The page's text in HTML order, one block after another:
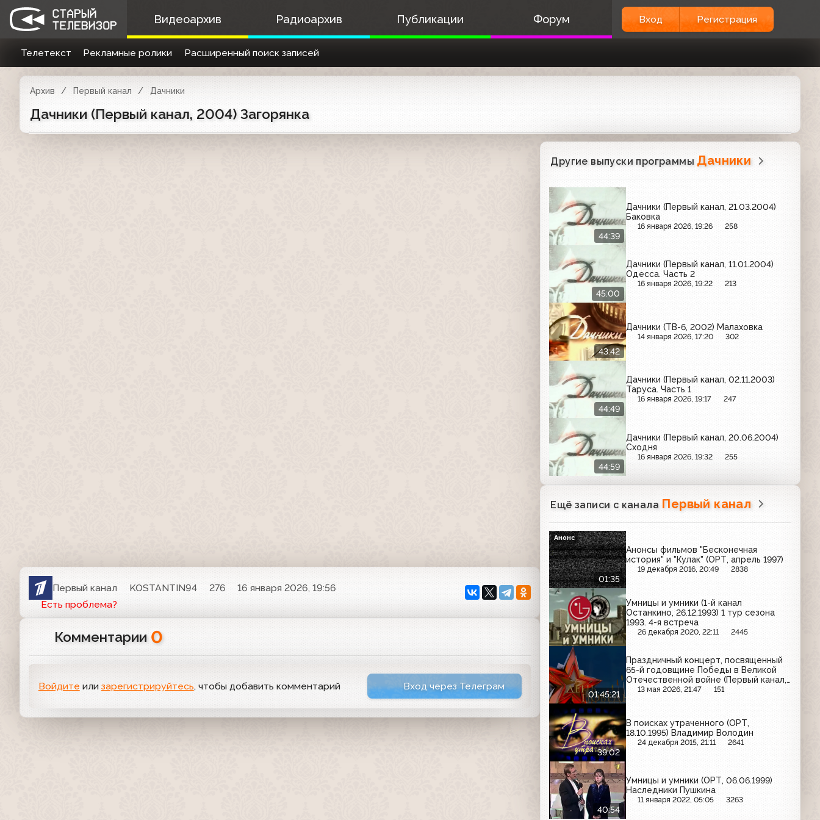
Видеоархив Радиоархив Публикации Форум Вход Регистрация
Телетекст Рекламные ролики Расширенный поиск записей
Архив Первый канал Дачники
Дачники (Первый канал, 2004) Загорянка
Первый канал KOSTANTIN94 276
16 января 2026, 19:56
Есть проблема?
Комментарии 0
Войдите или зарегистрируйтесь, чтобы добавить комментарий Вход через Телеграм
Другие выпуски программы Дачники
44:39
Дачники (Первый канал, 21.03.2004)
Баковка
16 января 2026, 19:26 258
45:00
Дачники (Первый канал, 11.01.2004)
Одесса. Часть 2
16 января 2026, 19:22 213
43:42
Дачники (ТВ-6, 2002) Малаховка
14 января 2026, 17:20 302
44:49
Дачники (Первый канал, 02.11.2003)
Таруса. Часть 1
16 января 2026, 19:17 247
44:59
Дачники (Первый канал, 20.06.2004)
Сходня
16 января 2026, 19:32 255
Ещё записи с канала Первый канал
01:35
Анонсы фильмов "Бесконечная
история" и "Кулак" (ОРТ, апрель 1997)
19 декабря 2016, 20:49 2838
Анонс
Умницы и умники (1-й канал
Останкино, 26.12.1993) 1 тур сезона
1993. 4-я встреча
26 декабря 2020, 22:11 2445
01:45:21
Праздничный концерт, посвященный
65-й годовщине Победы в Великой
Отечественной войне (Первый канал,
09.05.2010)
13 мая 2026, 21:47 151
39:02
В поисках утраченного (ОРТ,
18.10.1995) Владимир Володин
24 декабря 2015, 21:11 2641
40:54
Умницы и умники (ОРТ, 06.06.1999)
Наследники Пушкина
11 января 2022, 05:05 3263